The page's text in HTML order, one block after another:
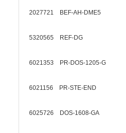
2027721 BEF-AH-DME5
5320565 REF-DG
6021353 PR-DOS-1205-G
6021156 PR-STE-END
6025726 DOS-1608-GA